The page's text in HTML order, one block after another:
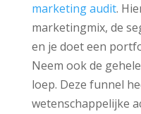
marketing audit.
marketingmix, de
en je doet een
Neem ook de gehele
loep. Deze funnel
wetenschappelijke